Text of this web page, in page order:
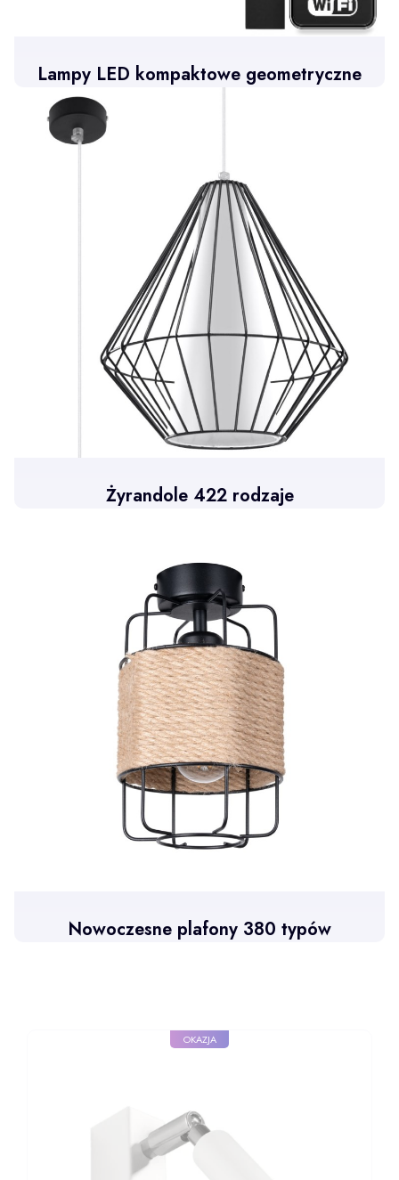
Lampy LED kompaktowe geometryczne
Żyrandole 422 rodzaje
Nowoczesne plafony 380 typów
OKAZJA